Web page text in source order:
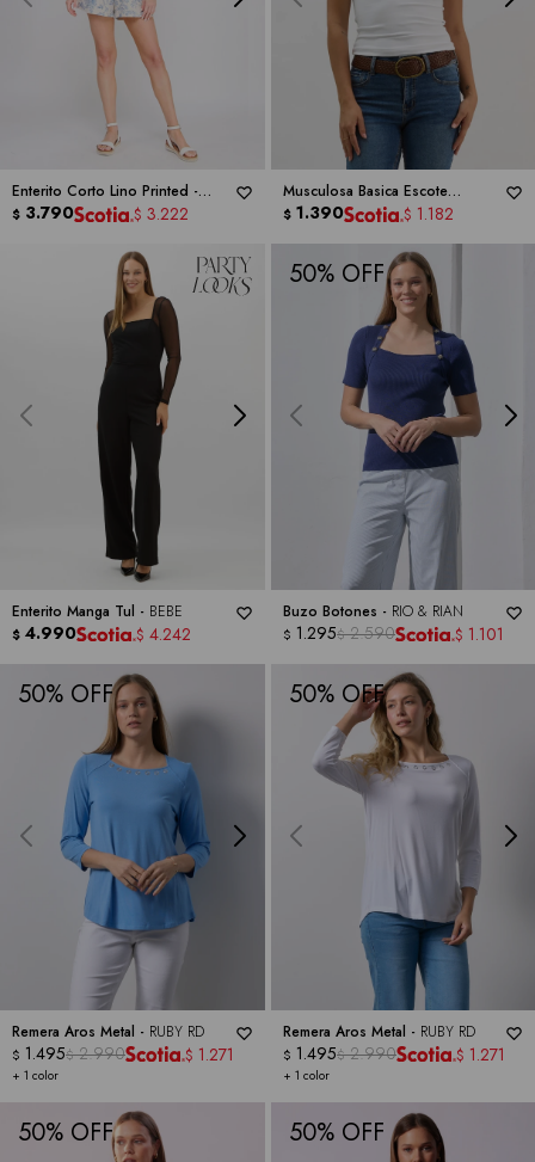
Enterito Corto Lino Printed -
ALLIE ROSE
$ 3.790 $ 3.222
Musculosa Basica Escote
Cuadrado -NEW YORK LAUNDRY
$ 1.390 $ 1.182
Enterito Manga Tul - BEBE
$ 4.990 $ 4.242
50
Buzo Botones - RIO & RIAN
$ 1.295$ 2.590 $ 1.101
50
Remera Aros Metal - RUBY RD
+ 1 color
$ 1.495$ 2.990 $ 1.271
50
Remera Aros Metal - RUBY RD
+ 1 color
$ 1.495$ 2.990 $ 1.271
50 50